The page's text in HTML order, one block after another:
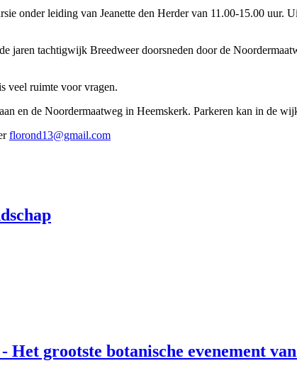
onder leiding van Jeanette den Herder van 11.00-15.00
jaren tachtigwijk Breedweer doorsneden door de
veel ruimte voor vragen.
en de Noordermaatweg in Heemskerk. Parkeren kan in de
florond13@gmail.com
Het grootste botanische evenement